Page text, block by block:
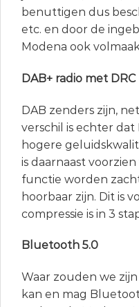
benuttigen dus
etc. en door de
Modena ook
DAB+ radio met DRC
DAB zenders zijn,
verschil is echter dat
hogere
is daarnaast
functie worden
hoorbaar zijn. Dit is
compressie is in 3
Bluetooth 5.0
Waar zouden we
kan en mag